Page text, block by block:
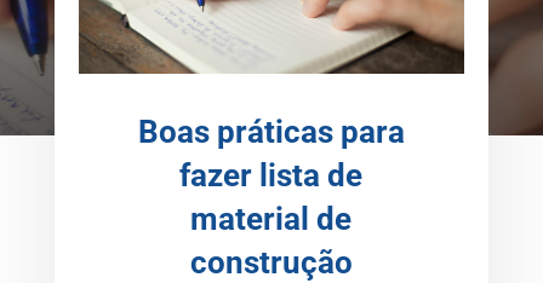
Boas práticas para
fazer lista de
material de
construção